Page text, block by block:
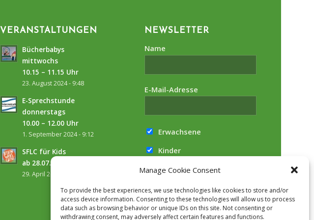
Manage Cookie Consent
To provide the best experiences, we use technologies like cookies to store and/or
access device information. Consenting to these technologies will allow us to process
data such as browsing behavior or unique IDs on this site. Not consenting or
withdrawing consent, may adversely affect certain features and functions.
VERANSTALTUNGEN
Bücherbabys
mittwochs
10.15 – 11.15 Uhr
23. August 2024 - 9:48
E-Sprechstunde
donnerstags
10.00 – 12.00 Uhr
1. September 2024 - 9:12
SFLC für Kids
ab 28.07.2026
29. April 2026 - 14:32
NEWSLETTER
Name
E-Mail-Adresse
Erwachsene
Kinder
Hiermit akzeptiere ich die
Datenschutzbestimmungen